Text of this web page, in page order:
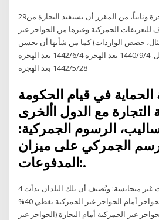
29‏‏/5‏‏/1442 بعد الهجرة وثانياً، من المقرر أن تستفيد التجارة من
للتعريفات الجمركية وغيرها من الحواجز غير
حصص الواردات) كما من شأنها أن تحسن
الاقتصاد على المدى الطويل. 4‏‏/9‏‏/1440 بعد الهجرة 4‏‏/6‏‏/1442 بعد الهجرة
28‏‏/5‏‏/1442 بعد الهجرة
في قيام الحكومة
التجارة مع الدول األخرى
الرسوم الجمركية:
الجمركي على ميزان
المدفوعات:.
4 آب (أغسطس) 2019 تأثيرات غير متجانسة: ويُضيف أن تلك البلدان بدأت
في فترة لاحقة تقليل تلك الحواجز أمام الحواجز غير الجمركية تغطي 40%
غير الجمركية أمام التجارة (الحواجز غير